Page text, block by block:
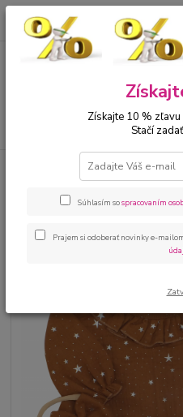
00421 905 612848
Kojenecké
čelenkou škoricové
Dievčenské
čelenkou
Získajte 10 %
Stačí
Súhlasím sospracovaním
Prajem si odoberať novinky e-